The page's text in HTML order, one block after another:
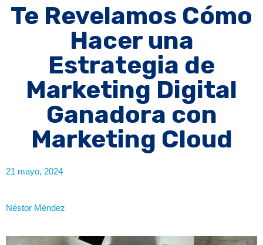
Te Revelamos Cómo
Hacer una
Estrategia de
Marketing Digital
Ganadora con
Marketing Cloud
21 mayo, 2024
Néstor Méndez